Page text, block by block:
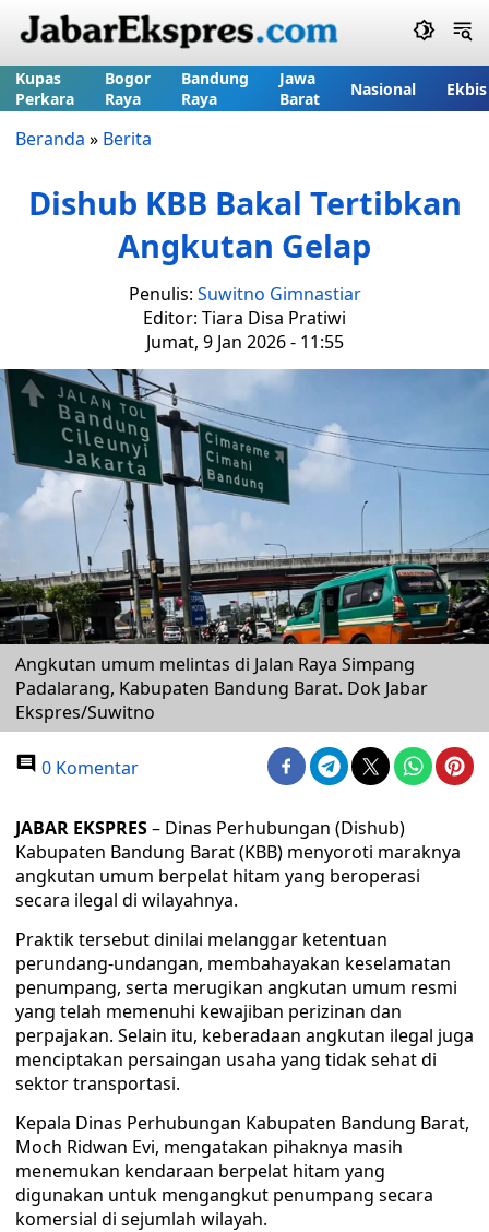
Kupas
Perkara
Bogor
Raya
Bandung
Raya
Jawa
Barat
Nasional Ekbis
Beranda » Berita
Dishub KBB Bakal Tertibkan
Angkutan Gelap
Penulis: Suwitno Gimnastiar
Editor: Tiara Disa Pratiwi
Jumat, 9 Jan 2026 - 11:55
Angkutan umum melintas di Jalan Raya Simpang
Padalarang, Kabupaten Bandung Barat. Dok Jabar
Ekspres/Suwitno
0 Komentar
JABAR EKSPRES– Dinas Perhubungan (Dishub)
Kabupaten Bandung Barat (KBB) menyoroti maraknya
angkutan umum berpelat hitam yang beroperasi
secara ilegal di wilayahnya.
Praktik tersebut dinilai melanggar ketentuan
perundang-undangan, membahayakan keselamatan
penumpang, serta merugikan angkutan umum resmi
yang telah memenuhi kewajiban perizinan dan
perpajakan. Selain itu, keberadaan angkutan ilegal juga
menciptakan persaingan usaha yang tidak sehat di
sektor transportasi.
Kepala Dinas Perhubungan Kabupaten Bandung Barat,
Moch Ridwan Evi, mengatakan pihaknya masih
menemukan kendaraan berpelat hitam yang
digunakan untuk mengangkut penumpang secara
komersial di sejumlah wilayah.